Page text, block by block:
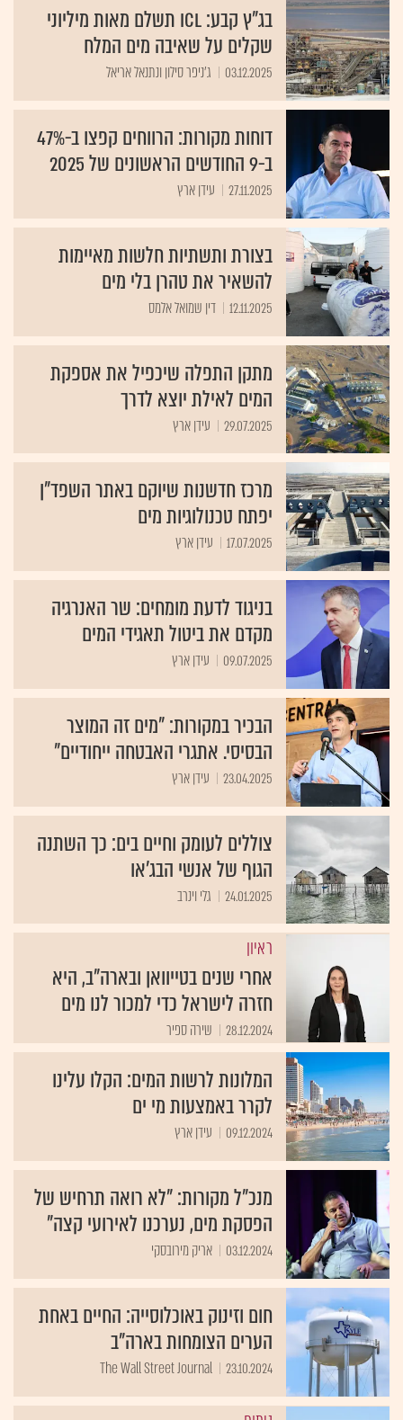
בג"ץ קבע: ICL תשלם מאות מיליוני
שקלים על שאיבה מים המלח
03.12.2025 ג'ניפר סילון ונתנאל אריאל
דוחות מקורות: הרווחים קפצו ב-47%
ב-9 החודשים הראשונים של 2025
27.11.2025 עידן ארץ
בצורת ותשתיות חלשות מאיימות
להשאיר את טהרן בלי מים
12.11.2025 דין שמואל אלמס
מתקן התפלה שיכפיל את אספקת
המים לאילת יוצא לדרך
29.07.2025 עידן ארץ
מרכז חדשנות שיוקם באתר השפד"ן
יפתח טכנולוגיות מים
17.07.2025 עידן ארץ
בניגוד לדעת מומחים: שר האנרגיה
מקדם את ביטול תאגידי המים
09.07.2025 עידן ארץ
הבכיר במקורות: "מים זה המוצר
הבסיסי. אתגרי האבטחה ייחודיים"
23.04.2025 עידן ארץ
צוללים לעומק וחיים בים: כך השתנה
הגוף של אנשי הבג'או
24.01.2025 גלי וינרב
ראיון
אחרי שנים בטייוואן ובארה"ב, היא
חזרה לישראל כדי למכור לנו מים
28.12.2024 שירה ספיר
המלונות לרשות המים: הקלו עלינו
לקרר באמצעות מי ים
09.12.2024 עידן ארץ
מנכ"ל מקורות: "לא רואה תרחיש של
הפסקת מים, נערכנו לאירועי קצה"
03.12.2024 אריק מירובסקי
חום וזינוק באוכלוסייה: החיים באחת
הערים הצומחות בארה"ב
23.10.2024
The Wall Street Journal